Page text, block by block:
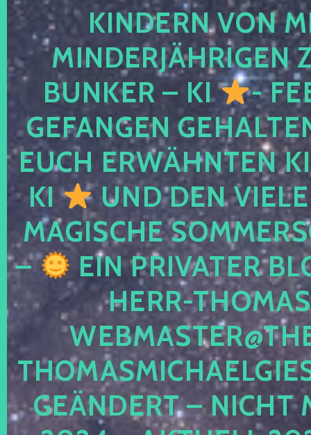
KINDERN VON
MINDERJÄHRIGEN
BUNKER – KI
-
GEFANGEN
EUCH ERWÄHNTEN
KI
UND DEN
MAGISCHE
–
EIN PRIVATER
HERR-
GEÄNDERT – NICHT